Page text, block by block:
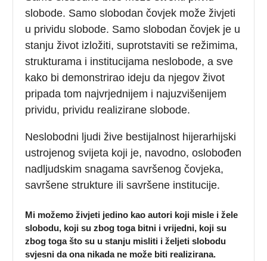
slobode. Samo slobodan čovjek može živjeti
u prividu slobode. Samo slobodan čovjek je u
stanju život izložiti, suprotstaviti se režimima,
strukturama i institucijama neslobode, a sve
kako bi demonstrirao ideju da njegov život
pripada tom najvrjednijem i najuzvišenijem
prividu, prividu realizirane slobode.
Neslobodni ljudi žive bestijalnost hijerarhijski
ustrojenog svijeta koji je, navodno, oslobođen
nadljudskim snagama savršenog čovjeka,
savršene strukture ili savršene institucije.
Mi možemo živjeti jedino kao autori koji misle i žele
slobodu, koji su zbog toga bitni i vrijedni, koji su
zbog toga što su u stanju misliti i željeti slobodu
svjesni da ona nikada ne može biti realizirana.